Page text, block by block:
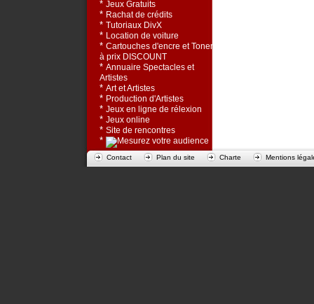
* Jeux Gratuits
* Rachat de crédits
* Tutoriaux DivX
* Location de voiture
* Cartouches d'encre et Toners
à prix DISCOUNT
* Annuaire Spectacles et
Artistes
* Art et Artistes
* Production d'Artistes
* Jeux en ligne de rélexion
* Jeux online
* Site de rencontres
*
Contact Plan du site Charte Mentions